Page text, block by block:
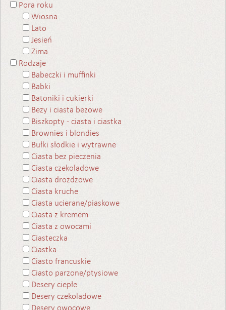
Pora roku
Wiosna
Lato
Jesień
Zima
Rodzaje
Babeczki i muffinki
Babki
Batoniki i cukierki
Bezy i ciasta bezowe
Biszkopty - ciasta i ciastka
Brownies i blondies
Bułki słodkie i wytrawne
Ciasta bez pieczenia
Ciasta czekoladowe
Ciasta drożdżowe
Ciasta kruche
Ciasta ucierane/piaskowe
Ciasta z kremem
Ciasta z owocami
Ciasteczka
Ciastka
Ciasto francuskie
Ciasto parzone/ptysiowe
Desery ciepłe
Desery czekoladowe
Desery owocowe